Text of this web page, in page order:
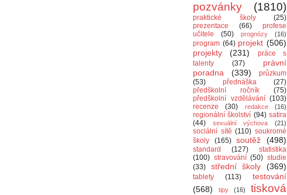
pozvánky
(1810)
praktické školy
(25)
prezentace
(66)
profese
učitele
(50) prognózy (16)
program (64) projekt (506)
projekty
(231)
práce s
talenty
(37)
právní
poradna
(339)
průzkum
(53)
přednáška
(27)
předškolní ročník
(75)
předškolní vzdělávání (103)
recenze
(30) redakce (16)
regionální školství (94) satira
(44)
sexuální výchova (21)
sociální sítě (110) soukromé
školy
(165) soutěž (498)
standard (127)
statistika
(100) stravování (50) studie
(33)
střední školy (369)
tablety (113)
testování
(568)
tipy (16)
tisková